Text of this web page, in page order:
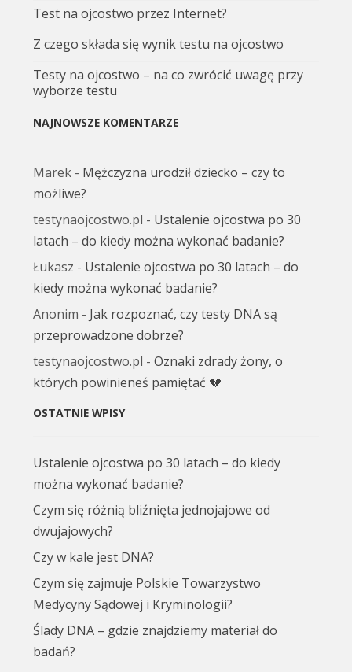
Test na ojcostwo przez Internet?
Z czego składa się wynik testu na ojcostwo
Testy na ojcostwo – na co zwrócić uwagę przy
wyborze testu
NAJNOWSZE KOMENTARZE
Marek - Mężczyzna urodził dziecko – czy to
możliwe?
testynaojcostwo.pl - Ustalenie ojcostwa po 30
latach – do kiedy można wykonać badanie?
Łukasz - Ustalenie ojcostwa po 30 latach – do
kiedy można wykonać badanie?
Anonim - Jak rozpoznać, czy testy DNA są
przeprowadzone dobrze?
testynaojcostwo.pl -Oznaki zdrady żony, o
których powinieneś pamiętać 💔
OSTATNIE WPISY
Ustalenie ojcostwa po 30 latach – do kiedy
można wykonać badanie?
Czym się różnią bliźnięta jednojajowe od
dwujajowych?
Czy w kale jest DNA?
Czym się zajmuje Polskie Towarzystwo
Medycyny Sądowej i Kryminologii?
Ślady DNA – gdzie znajdziemy materiał do
badań?